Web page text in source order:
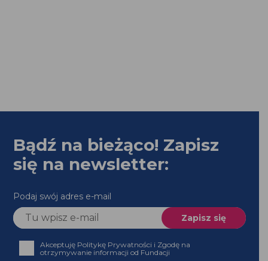
Bądź na bieżąco! Zapisz
się na newsletter:
Podaj swój adres e-mail
Akceptuję Politykę Prywatności i Zgodę na
otrzymywanie informacji od Fundacji